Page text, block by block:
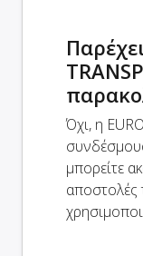
Όχι, η
μπορείτε
αποστολές